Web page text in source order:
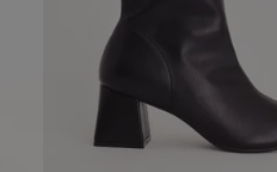
sandalia
tamanco
bolsa
sapatilha